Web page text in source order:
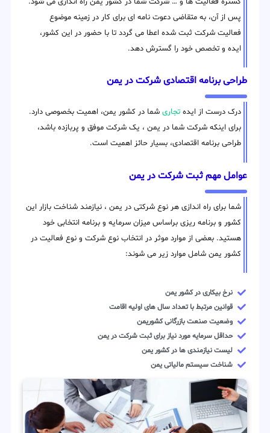
پس از آن، به متقاضی دعوت نامه ای برای کار در زمینه موضوع
فعالیت شرکت ثبت شده اعطا می گردد تا با حضور در این کشور،
ایده و تخصص خود را گسترش دهد.
طراحی برنامه اقتصادی شرکت در یمن
درک درست از ایده تجاری شما در کشور یمن، اهمیت بخصوصی دارد.
برای اینکه شرکت شما در یمن ، یک شرکت موفق و پربازده باشد،
طراحی برنامه اقتصادی، بسیار حائز اهمیت است.
عوامل مهم ثبت شرکت در یمن
شما برای راه اندازی هر نوع شرکتی در یمن ، نیازمند شناخت بازار این
کشور و برنامه ریزی براساس میزان سرمایه و برنامه انتخابی خود
هستید. بعضی از موارد موثر در انتخاب نوع شرکت و نوع فعالیت در
کشور یمن شامل موارد زیر می شوند:
نرخ بیکاری در کشور یمن
قوانین مرتبط با تعداد سال های اولیه اقامت
وضعیت صنعت بازرگانی کشوریمن
حداقل سرمایه مورد نیاز برای ثبت شرکت در یمن
لیست نیازمندی ها در کشور یمن
شناخت سیستم مالیاتی یمن